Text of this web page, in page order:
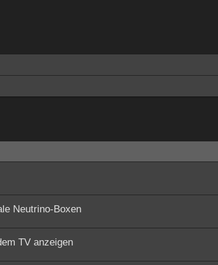
Neutrino-Boxen
TV anzeigen